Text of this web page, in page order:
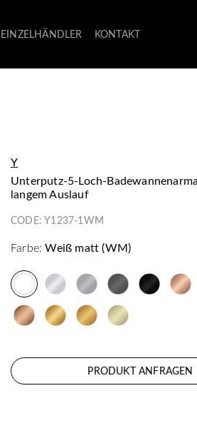
EINZELHÄNDLER KONTAKT
Y
Unterputz-5-Loch-Badewannenarmatur mit
langem Auslauf
CODE:Y1237-1WM
Farbe: Weiß matt (WM)
PRODUKT ANFRAGEN